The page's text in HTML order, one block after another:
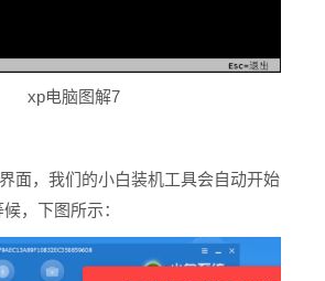
xp电脑图解7
，我们的小白装机工具会自动开始
，下图所示：